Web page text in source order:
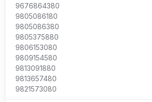
9676864380
9805086180
9805086380
9805375880
9806153080
9809154580
9813091880
9813657480
9821573080